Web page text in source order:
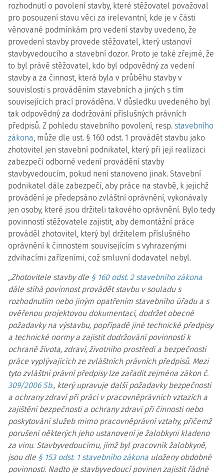
rozhodnutí o povolení stavby, které stěžovatel považoval
pro posouzení stavu věci za irelevantní, kde je v části
věnované podmínkám pro vedení stavby uvedeno, že
provedení stavby provede stěžovatel, který ustanoví
stavbyvedoucího a stavební dozor. Proto je také zřejmé, že
to byl právě stěžovatel, kdo byl odpovědný za vedení
stavby a za činnost, která byla v průběhu stavby v
souvislosti s prováděním stavebních a jiných s tím
souvisejících prací prováděna. V důsledku uvedeného byl
tak odpovědný za dodržování příslušných právních
předpisů. Z pohledu stavebního povolení, resp. stavebního
zákona, může dle ust. § 160 odst. 1 provádět stavbu jako
zhotovitel jen stavební podnikatel, který při její realizaci
zabezpečí odborné vedení provádění stavby
stavbyvedoucím, pokud není stanoveno jinak. Stavební
podnikatel dále zabezpečí, aby práce na stavbě, k jejichž
provádění je předepsáno zvláštní oprávnění, vykonávaly
jen osoby, které jsou držiteli takového oprávnění. Bylo tedy
povinností stěžovatele zajistit, aby demontážní práce
prováděl zhotovitel, který byl držitelem příslušného
oprávnění k činnostem souvisejícím s vyhrazenými
zdvihacími zařízeními, což smluvní dodavatel nebyl.
„Zhotovitele stavby dle § 160 odst. 2 stavebního zákona
dále stíhá povinnost provádět stavbu v souladu s
rozhodnutím nebo jiným opatřením stavebního úřadu a s
ověřenou projektovou dokumentací, dodržet obecné
požadavky na výstavbu, popřípadě jiné technické předpisy
a technické normy a zajistit dodržování povinností k
ochraně života, zdraví, životního prostředí a bezpečnosti
práce vyplývajících ze zvláštních právních předpisů. Mezi
tyto zvláštní právní předpisy lze zařadit zejména zákon č.
309/2006 Sb., který upravuje další požadavky bezpečnosti
a ochrany zdraví při práci v pracovněprávních vztazích a
zajištění bezpečnosti a ochrany zdraví při činnosti nebo
poskytování služeb mimo pracovněprávní vztahy, přičemž
porušení některých jeho ustanovení je žalobkyni kladeno
za vinu. Stavbyvedoucímu, jímž byl pracovník žalobkyně,
jsou dle § 153 odst. 1 stavebního zákona uloženy obdobné
povinnosti. Nadto je stavbyvedoucí povinen zajistit řádné